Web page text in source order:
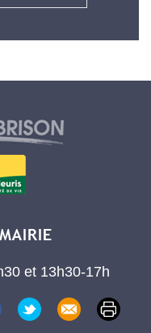
et 13h30-17h